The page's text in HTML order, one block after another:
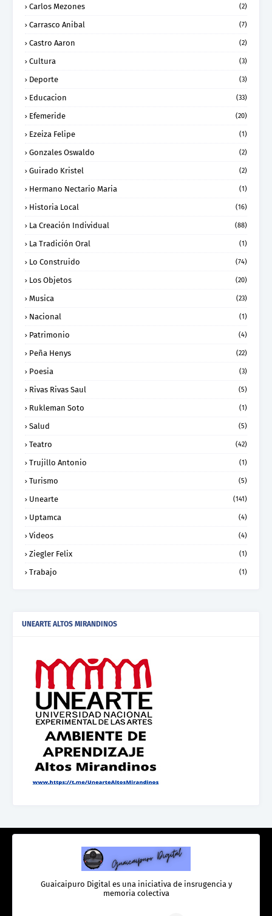
Carlos Mezones (2)
Carrasco Anibal (7)
Castro Aaron (2)
Cultura (3)
Deporte (3)
Educacion (33)
Efemeride (20)
Ezeiza Felipe (1)
Gonzales Oswaldo (2)
Guirado Kristel (2)
Hermano Nectario Maria (1)
Historia Local (16)
La Creación Individual (88)
La Tradición Oral (1)
Lo Construido (74)
Los Objetos (20)
Musica (23)
Nacional (1)
Patrimonio (4)
Peña Henys (22)
Poesia (3)
Rivas Rivas Saul (5)
Rukleman Soto (1)
Salud (5)
Teatro (42)
Trujillo Antonio (1)
Turismo (5)
Unearte (141)
Uptamca (4)
Videos (4)
Ziegler Felix (1)
Trabajo (1)
UNEARTE ALTOS MIRANDINOS
Guaicaipuro Digital es una iniciativa de insrugencia y
memoria colectiva